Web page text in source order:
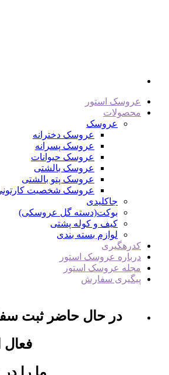
عروسک استور
محصولات
عروسک
عروسک دخترانه
عروسک پسرانه
عروسک حیوانات
عروسک بالشتی
عروسک پتو بالشتی
عروسک شخصیت
جاکلیدی
بوکت(دسته گل عروسکی)
کیف و کوله پشتی
لوازم بسته بندی
کدرهگیری
درباره عروسک استور
مجله عروسک استور
پیگیری سفارش
در حال حاضر ثبت
ما را